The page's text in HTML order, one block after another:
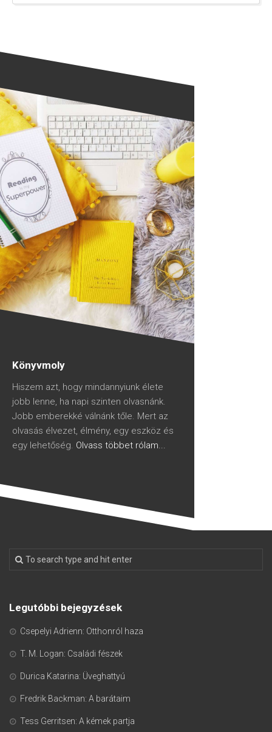
Könyvmoly
Hiszem azt, hogy mindannyiunk élete
jobb lenne, ha napi szinten olvasnánk.
Jobb emberekké válnánk tőle. Mert az
olvasás élvezet, élmény, egy eszköz és
egy lehetőség. Olvass többet rólam...
Legutóbbi bejegyzések
Csepelyi Adrienn: Otthonról haza
T. M. Logan: Családi fészek
Durica Katarina: Üveghattyú
Fredrik Backman: A barátaim
Tess Gerritsen: A kémek partja